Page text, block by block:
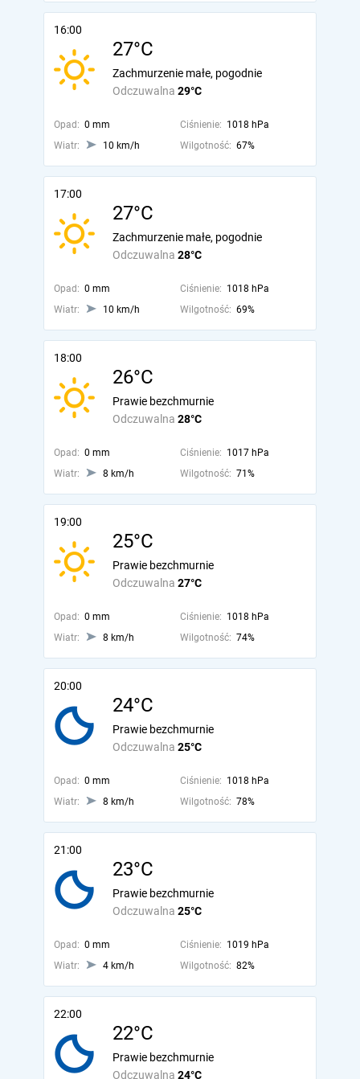
16:00
27°C
Odczuwalna 29°C
Zachmurzenie małe, pogodnie
Opad: 0 mm Ciśnienie: 1018 hPa
Wiatr:
10 km/h Wilgotność: 67%
17:00
27°C
Odczuwalna 28°C
Zachmurzenie małe, pogodnie
Opad: 0 mm Ciśnienie: 1018 hPa
Wiatr:
10 km/h Wilgotność: 69%
18:00
26°C
Odczuwalna 28°C
Prawie bezchmurnie
Opad: 0 mm Ciśnienie: 1017 hPa
Wiatr:
8 km/h Wilgotność: 71%
19:00
25°C
Odczuwalna 27°C
Prawie bezchmurnie
Opad: 0 mm Ciśnienie: 1018 hPa
Wiatr:
8 km/h Wilgotność: 74%
20:00
24°C
Odczuwalna 25°C
Prawie bezchmurnie
Opad: 0 mm Ciśnienie: 1018 hPa
Wiatr:
8 km/h Wilgotność: 78%
21:00
23°C
Odczuwalna 25°C
Prawie bezchmurnie
Opad: 0 mm Ciśnienie: 1019 hPa
Wiatr:
4 km/h Wilgotność: 82%
22:00
22°C
Odczuwalna 24°C
Prawie bezchmurnie